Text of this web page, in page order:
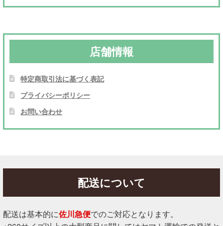
店舗情報
特定商取引法に基づく表記
プライバシーポリシー
お問い合わせ
配送について
配送は基本的に佐川急便でのご対応となります。